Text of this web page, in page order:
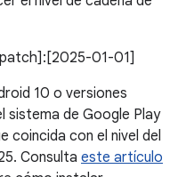
01-01]
10 o versiones
sistema de Google Play
coincida con el nivel del
Consulta este artículo